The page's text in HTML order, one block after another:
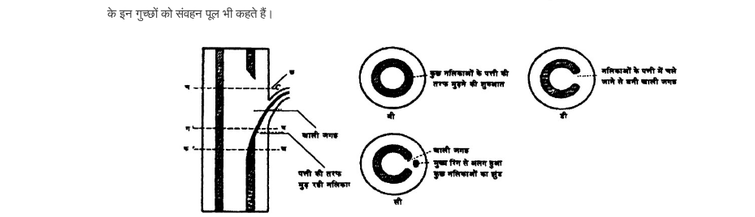
के इन गुच्छों को संवहन पूल भी कहते हैं।